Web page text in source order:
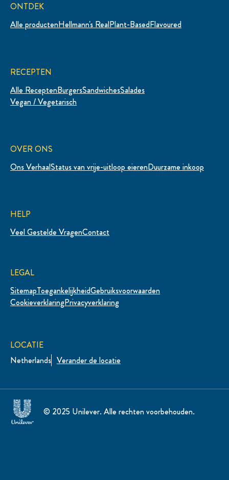
ONTDEK
Alle productenHellmann's RealPlant-BasedFlavoured
RECEPTEN
Alle ReceptenBurgersSandwichesSalades
Vegan / Vegetarisch
OVER ONS
Ons VerhaalStatus van vrije-uitloop eierenDuurzame inkoop
HELP
Veel Gestelde VragenContact
LEGAL
SitemapToegankelijkheidGebruiksvoorwaarden
CookieverklaringPrivacyverklaring
© 2025 Unilever. Alle rechten voorbehouden.
LOCATIE
Netherlands Verander de locatie